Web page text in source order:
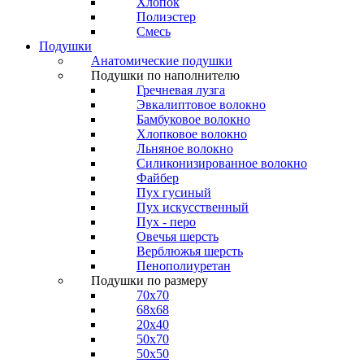
Полиэстер
Смесь
Подушки
Анатомические подушки
Подушки по наполнителю
Гречневая лузга
Эвкалиптовое волокно
Бамбуковое волокно
Хлопковое волокно
Льняное волокно
Силиконизированное волокно
Файбер
Пух гусиный
Пух искусственный
Пух - перо
Овечья шерсть
Верблюжья шерсть
Пенополиуретан
Подушки по размеру
70x70
68x68
20x40
50x70
50x50